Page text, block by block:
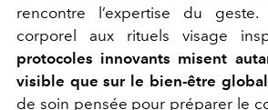
rencontre l’expertise du
corporel aux rituels visage
protocoles innovants misent
visible que sur le bien-être
de soin pensée pour préparer le